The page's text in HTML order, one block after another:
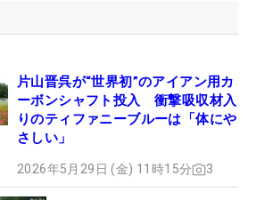
片山晋呉が“世界初”のアイアン用カ
ーボンシャフト投入 衝撃吸収材入
りのティファニーブルーは「体にや
さしい」
2026年5月29日 (金) 11時15分 3